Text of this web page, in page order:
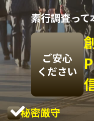
素行調査って
ご安心
ください
秘密厳守